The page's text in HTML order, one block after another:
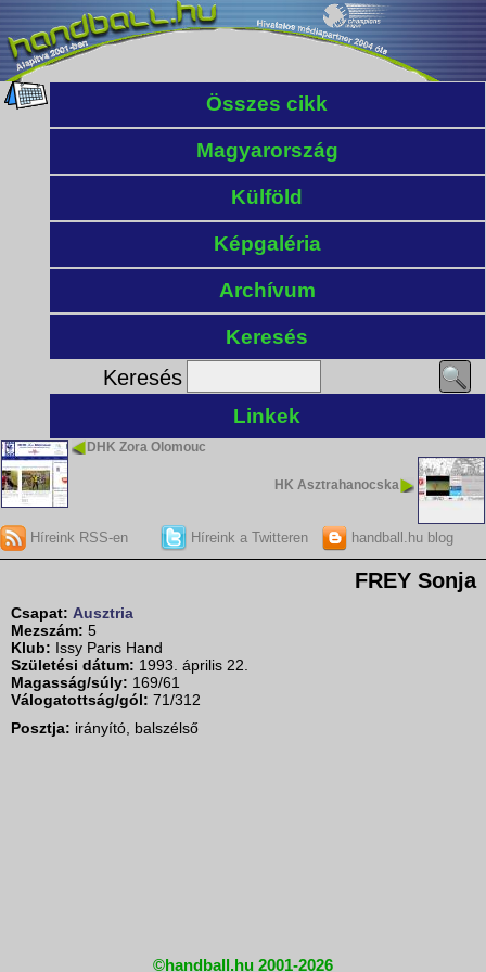
Összes cikk
Magyarország
Külföld
Képgaléria
Archívum
Keresés
Keresés
Linkek
DHK Zora Olomouc
HK Asztrahanocska
Híreink RSS-en Híreink a Twitteren handball.hu blog
FREY Sonja
Csapat: Ausztria
Mezszám: 5
Klub: Issy Paris Hand
Születési dátum: 1993. április 22.
Magasság/súly: 169/61
Válogatottság/gól: 71/312
Posztja: irányító, balszélső
©handball.hu 2001-2026